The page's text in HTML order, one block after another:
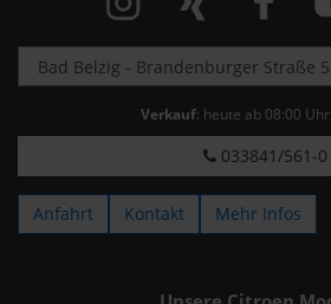
Verkauf: heute ab 08:00
033841/561-0
Anfahrt Kontakt Mehr Infos